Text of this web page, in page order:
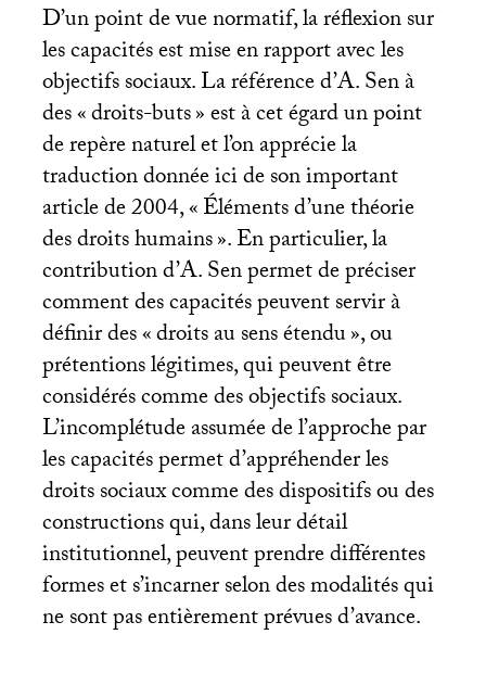
D’un point de vue normatif, la réflexion sur
les capacités est mise en rapport avec les
objectifs sociaux. La référence d’A. Sen à
des «droits-buts» est à cet égard un point
de repère naturel et l’on apprécie la
traduction donnée ici de son important
article de 2004, «Éléments d’une théorie
des droits humains». En particulier, la
contribution d’A. Sen permet de préciser
comment des capacités peuvent servir à
définir des «droits au sens étendu», ou
prétentions légitimes, qui peuvent être
considérés comme des objectifs sociaux.
L’incomplétude assumée de l’approche par
les capacités permet d’appréhender les
droits sociaux comme des dispositifs ou des
constructions qui, dans leur détail
institutionnel, peuvent prendre différentes
formes et s’incarner selon des modalités qui
ne sont pas entièrement prévues d’avance.